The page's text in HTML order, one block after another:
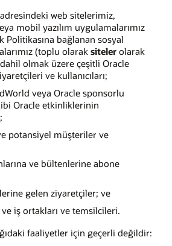
adresindeki web sitelerimiz,
mobil yazılım uygulamalarımız
Politikasına bağlanan sosyal
(toplu olarak sitelerolarak
dahil olmak üzere çeşitli Oracle
ve kullanıcıları;
veya Oracle sponsorlu
Oracle etkinliklerinin
potansiyel müşteriler ve
ve bültenlerine abone
gelen ziyaretçiler; ve
iş ortakları ve temsilcileri.
faaliyetler için geçerli değildir: